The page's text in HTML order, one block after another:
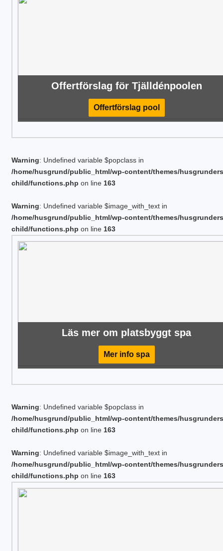
Offertförslag för Tjälldénpoolen
Offertförslag pool
Warning: Undefined variable $popclass in
/home/husgrund/public_html/wp-content/themes/
child/functions.php on line 163
Warning: Undefined variable $image_with_text in
/home/husgrund/public_html/wp-content/themes/
child/functions.php on line 163
Läs mer om platsbyggt spa
Mer info spa
Warning: Undefined variable $popclass in
/home/husgrund/public_html/wp-content/themes/
child/functions.php on line 163
Warning: Undefined variable $image_with_text in
/home/husgrund/public_html/wp-content/themes/
child/functions.php on line 163